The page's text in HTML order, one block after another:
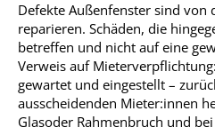
Defekte Außenfenster sind von
reparieren. Schäden, die
betreffen und nicht auf eine
Verweis auf
gewartet und eingestellt –
ausscheidenden Mieter:innen
Glasoder Rahmenbruch und